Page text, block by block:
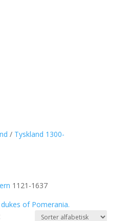
/ Tyskland 1300-
1121-1637
of Pomerania.